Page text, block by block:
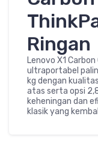
Ringan
Lenovo X1
ultraportabel
kg dengan
atas serta opsi
keheningan dan
klasik yang